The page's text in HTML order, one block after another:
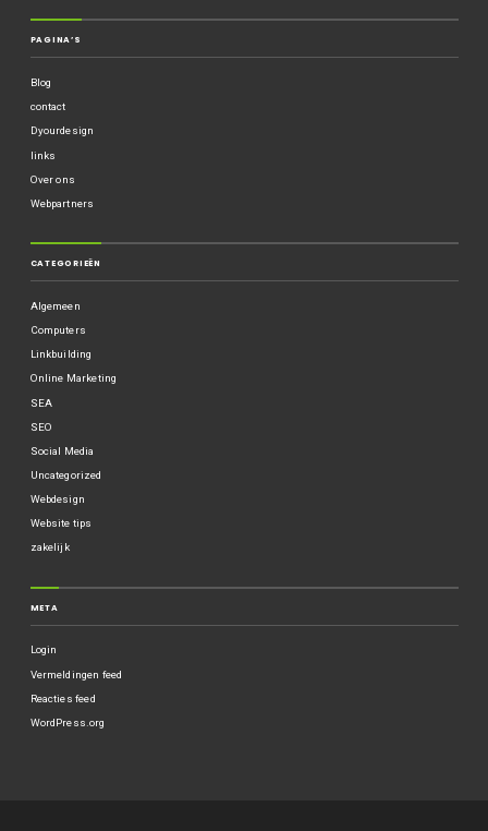
PAGINA’S
Blog
contact
Dyourdesign
links
Over ons
Webpartners
CATEGORIEËN
Algemeen
Computers
Linkbuilding
Online Marketing
SEA
SEO
Social Media
Uncategorized
Webdesign
Website tips
zakelijk
META
Login
Vermeldingen feed
Reacties feed
WordPress.org